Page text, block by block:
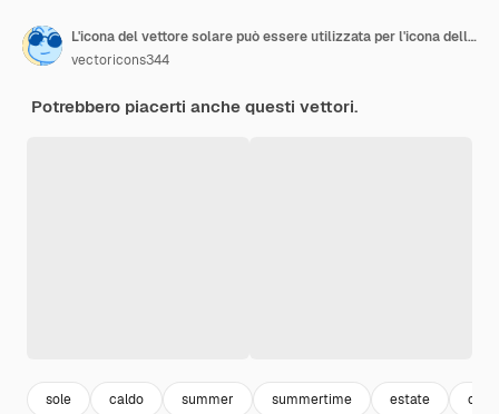
L'icona del vettore solare può essere utilizzata per l'icona della tecnologia spaziale
vectoricons344
Potrebbero piacerti anche questi vettori.
sole caldo summer summertime estate